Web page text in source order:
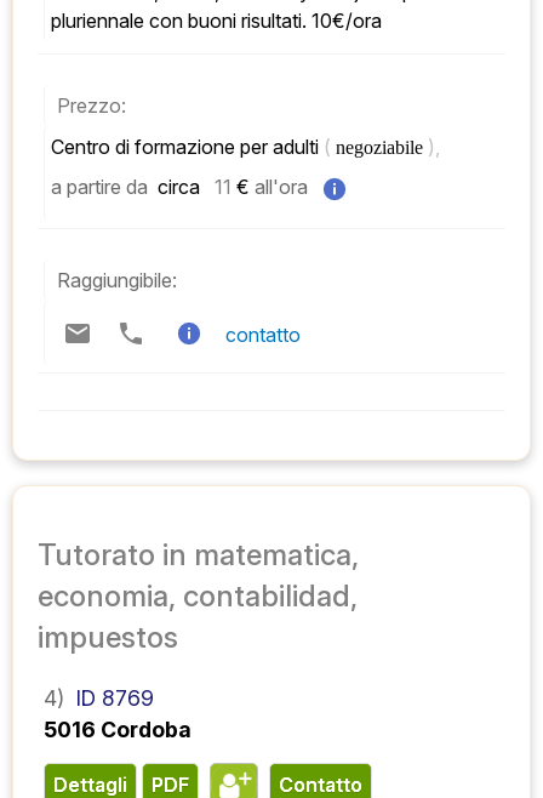
pluriennale con buoni risultati. 10€/ora
Prezzo:
Centro di formazione per adulti ( negoziabile ),
a partire da circa 11 € all'ora
Raggiungibile:
contatto
Tutorato in matematica,
economia, contabilidad,
impuestos
4) ID 8769
5016 Cordoba
Dettagli PDF contatto